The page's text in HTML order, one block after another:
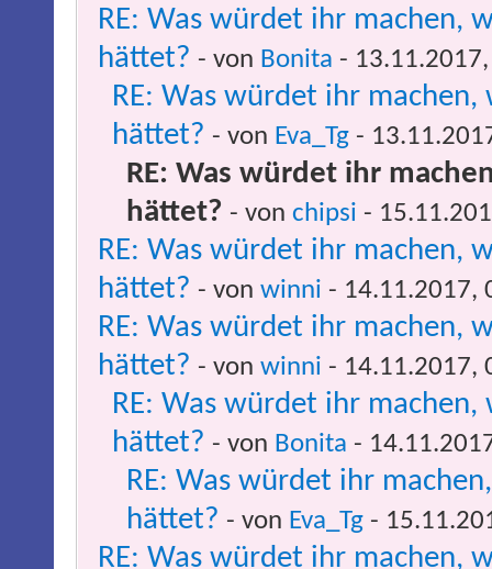
RE: Was würdet ihr machen,
hättet? - von Bonita -
RE: Was würdet ihr
hättet? - von Eva_Tg -
RE: Was würdet ihr
hättet? - von chipsi -
RE: Was würdet ihr machen,
hättet? - von winni - 14.11.2017,
RE: Was würdet ihr machen,
hättet? - von winni - 14.11.2017,
RE: Was würdet ihr
hättet? - von Bonita -
RE: Was würdet ihr
hättet? - von Eva_Tg -
RE: Was würdet ihr machen,